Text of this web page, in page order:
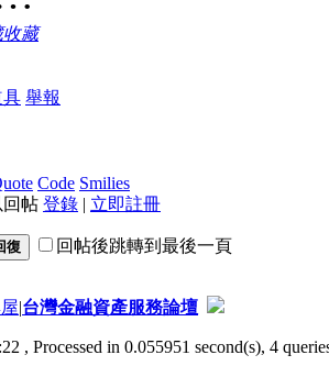
收藏
具 舉報
Code Smilies
帖 登錄 | 立即註冊
復 回帖後跳轉到最後一頁
|台灣金融資產服務論壇
, Processed in 0.055951 second(s), 4